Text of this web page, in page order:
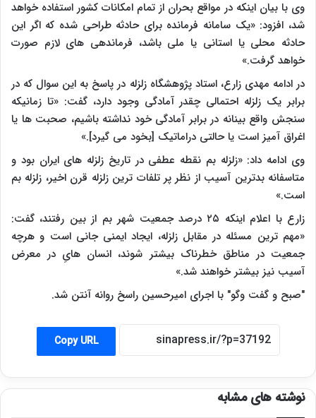
وی با بیان اینکه در مواقع بحران از تمام امکانات کشور استفاده خواهد
شد، افزود: «یک سامانه فرمانده برای حادثه طراحی شده که اگر این
حادثه محلی یا استانی یا ملی باشد، فرماندهی های لازم صورت
خواهد گرفت.»
در ادامه مهدی زارع، استاد پژوهشگاه زلزله در پاسخ به این سوال که در
برابر یک زلزله احتمالی چقدر آمادگی وجود دارد، گفت: «تا زمانیکه
سنجش واقع بینانه در برابر آمادگی خود نداشته باشیم، صحبت ها یا
اغراق آمیز است یا حالتی دراماتیک [بخود می گیرد].»
وی ادامه داد: «زلزله بم نقطه عطفی در تاریخ زلزله های ایران بود و
متاسفانه بدترین آسیب از نظر پر تلفات ترین زلزله قرن اخیر، زلزله بم
است.»
زارع با اعلام اینکه ۲۵ درصد جمعیت شهر بم از بین رفتند، گفت:
«مهم ترین مسئله در مقابل زلزله، ایجاد ایمنی جانی است و هرچه
جمعیت در مناطق خطرناک بیشتر شوند، انسان هایِ در معرض
آسیب نیز بیشتر خواهند شد.»
"صبح و گفت وگو" با اجرای امیرحسین راسخ روانه آنتن شد.
Copy URL
نوشته های مشابه